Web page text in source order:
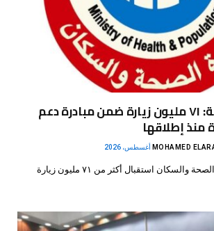
وزارة الصحة: ٧١ مليون زيارة ضمن مبادرة دعم
منذ إطلاقها
MOHAMED
أعلنت وزارة الصحة والسكان استقبال أكثر من ٧١ مليون زيارة